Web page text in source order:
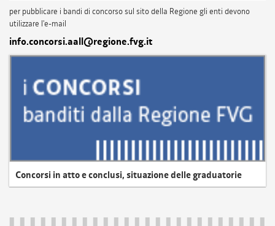
per pubblicare i bandi di concorso sul sito della Regione gli enti devono
utilizzare l'e-mail
info.concorsi.aall@regione.fvg.it
Concorsi in atto e conclusi, situazione delle graduatorie